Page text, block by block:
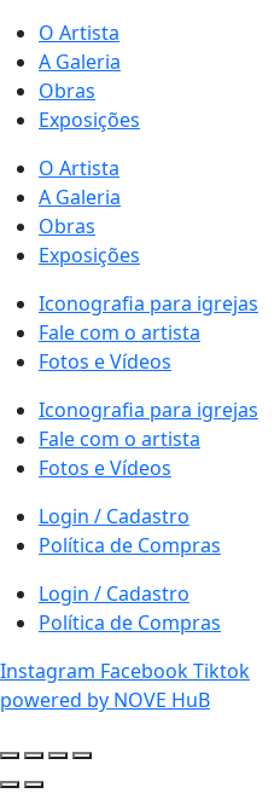
O Artista
A Galeria
Obras
Exposições
O Artista
A Galeria
Obras
Exposições
Iconografia para igrejas
Fale com o artista
Fotos e Vídeos
Iconografia para igrejas
Fale com o artista
Fotos e Vídeos
Login / Cadastro
Política de Compras
Login / Cadastro
Política de Compras
Instagram FacebookTiktok
powered by NOVE HuB